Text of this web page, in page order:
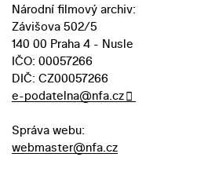
Národní filmový archiv:
Závišova 502/5
140 00 Praha 4 - Nusle
IČO: 00057266
DIČ: CZ00057266
e-podatelna@nfa.cz
Správa webu:
webmaster@nfa.cz